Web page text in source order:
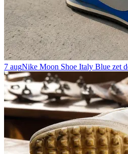
7 augNike Moon Shoe Italy Blue zet